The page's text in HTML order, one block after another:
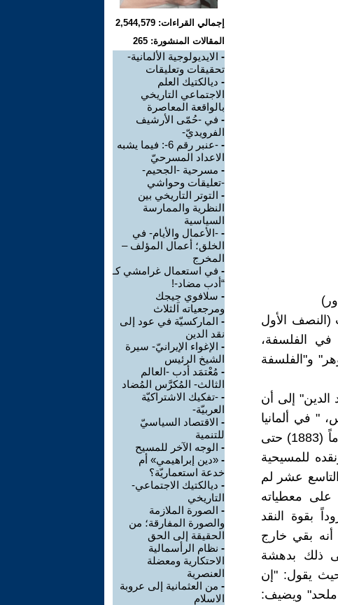
(النصف الأول
في الفلسفة،
و"الفلسفة
الدين" إلى أن
" في ألمانيا
وفق المعطيات والوثائق المتوفرة لتلك الفترة، ولم يمض أربعون عاماً (1883) حتى
للمسيحية
عشر لم
على معطياته
بقوة النقد
أنه بقي خارج
ذلك بدهشة
يقول: "إن
ملحد" ويضيف:
إجمالي القراءات: 2,544,579
المقالات المنشورة: 265
- الايديولوجية الألمانية-
تحقيقات وتعليقات
- ديالكتيك العلم
الاجتماعي التاريخي
بالواقعة المعاصرة
- في -حُمّى الأرشيف
الفرويديّ-
-
-عنبر رقم 6-: فيما يشبه
الاعداد المسرحيّ
- مسرحية -الجحيم-
-تعليقات وحواشي
- التوتر التاريخي بين
النظرية والممارسة
السياسية
- -الأعمال والأيام- في
الخلق؛ أعمال المؤلف –
المخرج
- في استعمال غرامشي كـ
“أدب مضاد-!
- سلافوي جِيجك
ومرجعياته الثلاث
- الماركسيّة في عود إلى
نقد الدين
- الإغواء الإيرانيّ- سيرة
الشيخ الرئيس
- مُعْتمَد أدب -العالم
الثالث- المُكرَّس المُضاد
- -تفكيك الاشتراكيّة
العربيّة-
- الاقتصاد السياسيّ
للتنمية
- الوجه الآخر للمسيح
- «دين إبراهيمي» أم
خدعة استعماريّة؟
- ديالكتيك الاجتماعي-
التاريخي
- الصورة الملازمة
والصورة المفارقة؛ من
الحقيقة إلى الحق
- نظام الرأسمالية
الاحتكارية ومعضلة
العنصرية
- من العثمانية إلى عروبة
الاسلام